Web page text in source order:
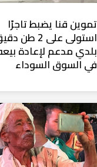
تموين قنا يضبط تاجرًا
استولى على 2 طن
بلدي مدعم لإعادة
في السوق السوداء